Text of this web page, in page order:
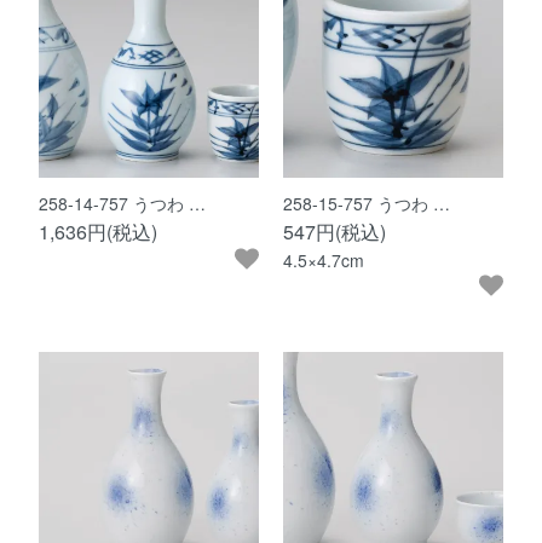
258-14-757 うつわ …
1,636円(税込)
258-15-757 うつわ …
547円(税込)
4.5×4.7cm